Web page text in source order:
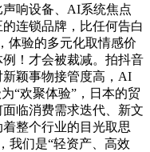
响设备、AI系统焦点
连锁品牌，比任何告白
体验的多元化取情感价
！才会被裁减。拍抖音
颖事物接管度高，AI
“欢聚体验”，日本的贸
临消费需求迭代、新文
整个行业的目光取思
我们是“轻资产、高效